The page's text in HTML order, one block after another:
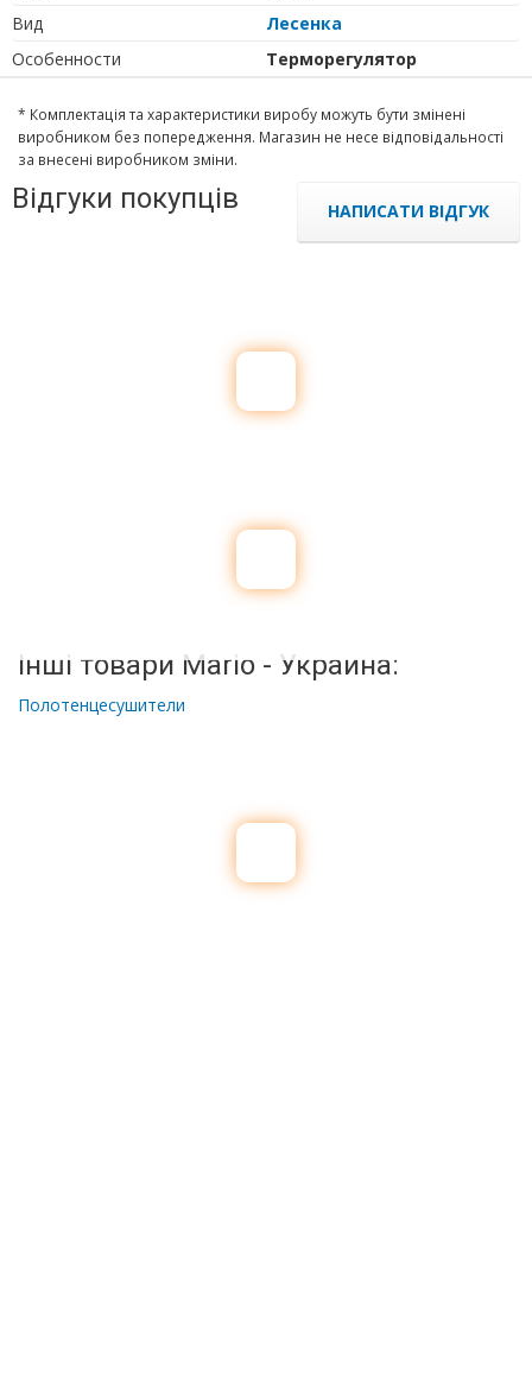
Вид
Лесенка
Особенности
Терморегулятор
* Комплектація та характеристики виробу можуть бути змінені
виробником без попередження. Магазин не несе відповідальності
за внесені виробником зміни.
Відгуки покупців НАПИСАТИ ВІДГУК
Інші товари Mario - Украина:
Полотенцесушители